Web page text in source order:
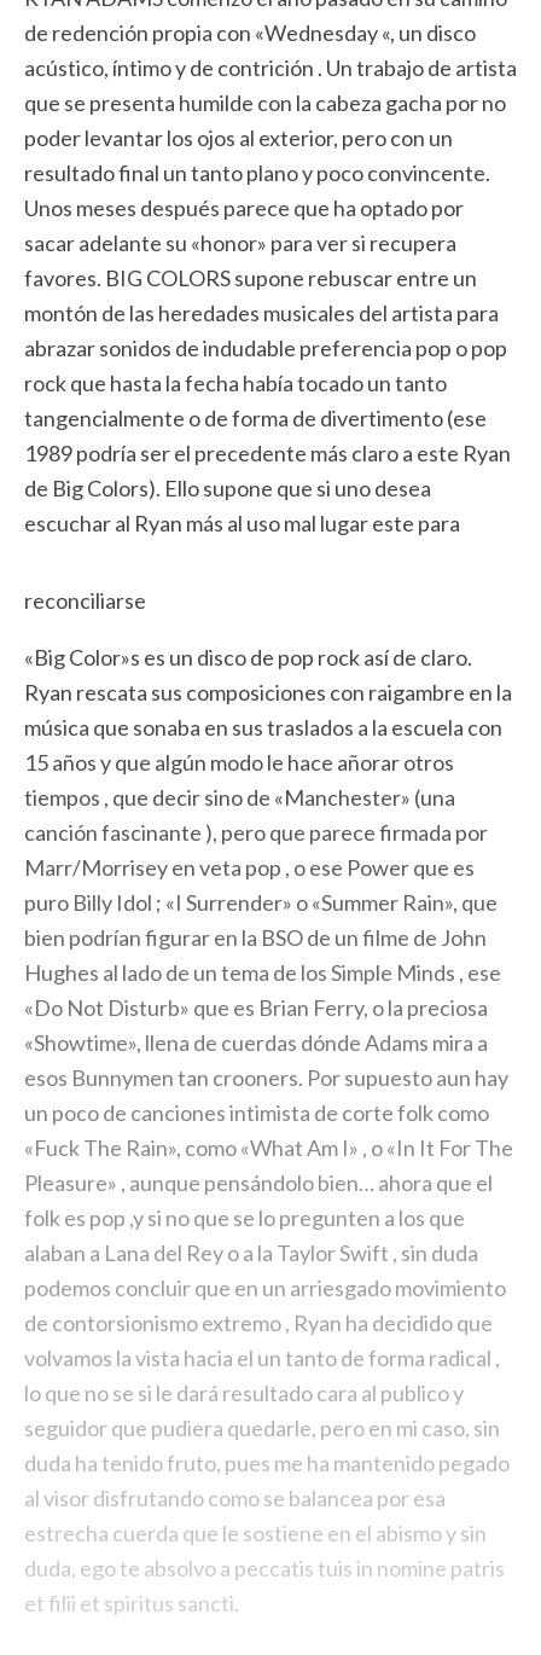
de redención propia con «Wednesday «, un disco
acústico, íntimo y de contrición . Un trabajo de artista
que se presenta humilde con la cabeza gacha por no
poder levantar los ojos al exterior, pero con un
resultado final un tanto plano y poco convincente.
Unos meses después parece que ha optado por
sacar adelante su «honor» para ver si recupera
favores. BIG COLORS supone rebuscar entre un
montón de las heredades musicales del artista para
abrazar sonidos de indudable preferencia pop o pop
rock que hasta la fecha había tocado un tanto
tangencialmente o de forma de divertimento (ese
1989 podría ser el precedente más claro a este Ryan
de Big Colors). Ello supone que si uno desea
escuchar al Ryan más al uso mal lugar este para
reconciliarse
«Big Color»s es un disco de pop rock así de claro.
Ryan rescata sus composiciones con raigambre en la
música que sonaba en sus traslados a la escuela con
15 años y que algún modo le hace añorar otros
tiempos , que decir sino de «Manchester» (una
canción fascinante ), pero que parece firmada por
Marr/Morrisey en veta pop , o ese Power que es
puro Billy Idol ; «I Surrender» o «Summer Rain», que
bien podrían figurar en la BSO de un filme de John
Hughes al lado de un tema de los Simple Minds , ese
«Do Not Disturb» que es Brian Ferry, o la preciosa
«Showtime», llena de cuerdas dónde Adams mira a
esos Bunnymen tan crooners. Por supuesto aun hay
un poco de canciones intimista de corte folk como
«Fuck The Rain», como «What Am I» , o «In It For The
Pleasure» , aunque pensándolo bien… ahora que el
folk es pop ,y si no que se lo pregunten a los que
alaban a Lana del Rey o a la Taylor Swift , sin duda
podemos concluir que en un arriesgado movimiento
de contorsionismo extremo , Ryan ha decidido que
volvamos la vista hacia el un tanto de forma radical ,
lo que no se si le dará resultado cara al publico y
seguidor que pudiera quedarle, pero en mi caso, sin
duda ha tenido fruto, pues me ha mantenido pegado
al visor disfrutando como se balancea por esa
estrecha cuerda que le sostiene en el abismo y sin
duda, ego te absolvo a peccatis tuis in nomine patris
et filii et spiritus sancti.